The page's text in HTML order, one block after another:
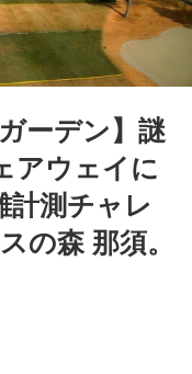
ーデン】謎
アウェイに
計測チャレ
の森 那須。